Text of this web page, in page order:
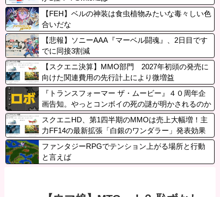
【FEH】ベルの神装は食虫植物みたいな毒々しい色
合いだな
【悲報】ソニーAAA『マーベル闘魂』、2日目です
でに同接3割減
【スクエニ決算】MMO部門 2027年初頭の発売に
向けた関連費用の先行計上により微増益
『トランスフォーマー ザ・ムービー』４０周年企
画告知。やっとコンボイの死の謎が明かされるのか
スクエニHD、第1四半期のMMOは売上大幅増！主
力FF14の最新拡張「白銀のワンダラー」発表効果
でアクティブ増加、売り上げが大きく伸びる
ファンタジーRPGでテンション上がる場所と行動
と言えば